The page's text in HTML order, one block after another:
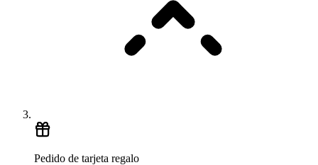
Pedido de tarjeta regalo